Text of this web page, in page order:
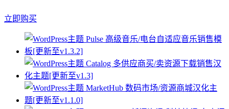
立即购买